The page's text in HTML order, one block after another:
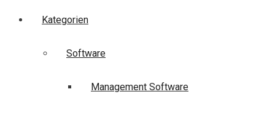
Kategorien
Software
Management Software